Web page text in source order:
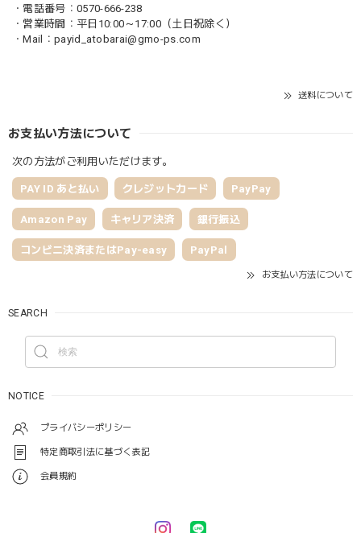
・電話番号：0570-666-238
・営業時間：平日10:00～17:00（土日祝除く）
・Mail： payid_atobarai@gmo-ps.com
送料について
お支払い方法について
次の方法がご利用いただけます。
PAY ID あと払い クレジットカード PayPay
Amazon Pay キャリア決済 銀行振込
コンビニ決済またはPay-easy PayPal
お支払い方法について
SEARCH
NOTICE
プライバシーポリシー
特定商取引法に基づく表記
会員規約